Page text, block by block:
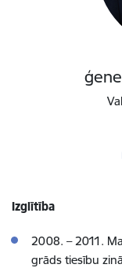
Izglītība
2008. – 2011.
grāds tiesību